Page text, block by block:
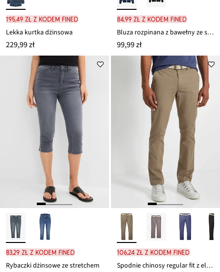
195,49 zł z kodem FINED
Lekka kurtka dżinsowa
229,99 zł
84,99 zł z kodem FINED
Bluza rozpinana z bawełny ze stretchem
99,99 zł
83,29 zł z kodem FINED
Rybaczki dżinsowe ze stretchem
106,24 zł z kodem FINED
Spodnie chinosy regular fit z elastyczną gumką w talii i paskiem, straight